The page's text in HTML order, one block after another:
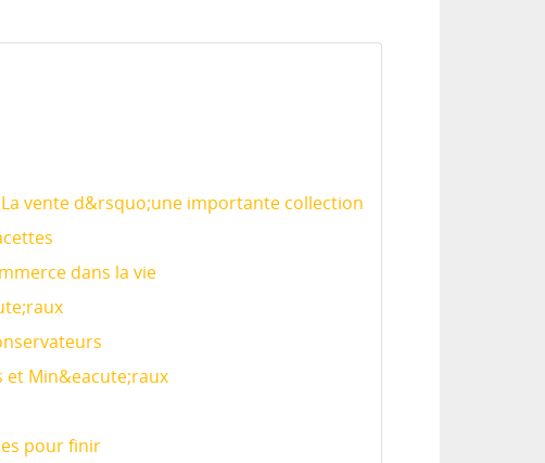
vente d&rsquo;une importante collection
dans la vie
et Min&eacute;raux
pour finir